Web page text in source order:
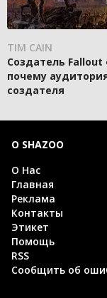
TIM CAIN
Создатель
почему
создателя
О SHAZOO
О Нас
Главная
Реклама
Контакты
Этикет
Помощь
RSS
Сообщить об